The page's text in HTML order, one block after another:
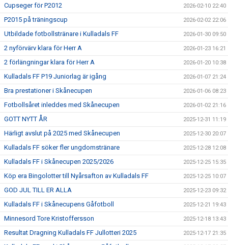
Cupseger för P2012 2026-02-10 22:40
P2015 på träningscup 2026-02-02 22:06
Utbildade fotbollstränare i Kulladals FF 2026-01-30 09:50
2 nyförvärv klara för Herr A 2026-01-23 16:21
2 förlängningar klara för Herr A 2026-01-20 10:38
Kulladals FF P19 Juniorlag är igång 2026-01-07 21:24
Bra prestationer i Skånecupen 2026-01-06 08:23
Fotbollsåret inleddes med Skånecupen 2026-01-02 21:16
GOTT NYTT ÅR 2025-12-31 11:19
Härligt avslut på 2025 med Skånecupen 2025-12-30 20:07
Kulladals FF söker fler ungdomstränare 2025-12-28 12:08
Kulladals FF i Skånecupen 2025/2026 2025-12-25 15:35
Köp era Bingolotter till Nyårsafton av Kulladals FF 2025-12-25 10:07
GOD JUL TILL ER ALLA 2025-12-23 09:32
Kulladals FF i Skånecupens Gåfotboll 2025-12-21 19:43
Minnesord Tore Kristoffersson 2025-12-18 13:43
Resultat Dragning Kulladals FF Jullotteri 2025 2025-12-17 21:35